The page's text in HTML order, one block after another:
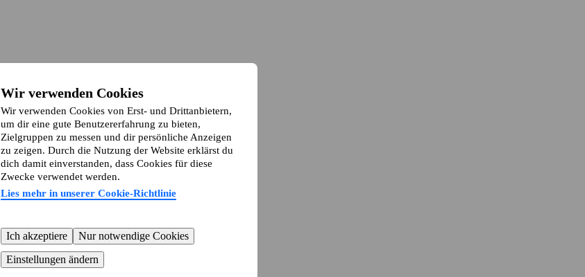
Wir verwenden Cookies
Wir verwenden Cookies von Erst- und Drittanbietern,
um dir eine gute Benutzererfahrung zu bieten,
Zielgruppen zu messen und dir persönliche Anzeigen
zu zeigen. Durch die Nutzung der Website erklärst du
dich damit einverstanden, dass Cookies für diese
Zwecke verwendet werden.
Lies mehr in unserer Cookie-Richtlinie
Ich akzeptiere
Nur notwendige Cookies
Einstellungen ändern